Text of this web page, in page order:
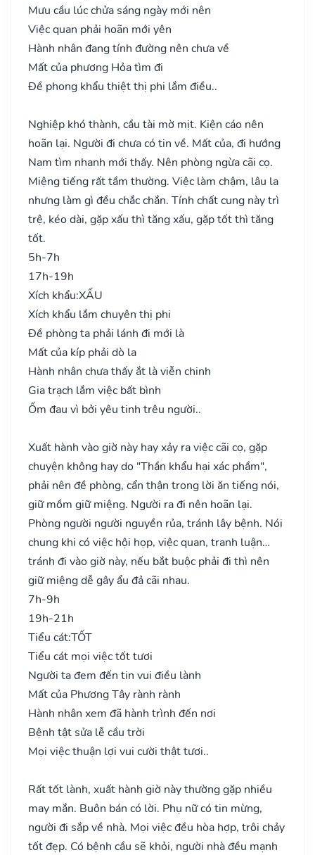
Mưu cầu lúc chửa sáng ngày mới nên
Việc quan phải hoãn mới yên
Hành nhân đang tính đường nên chưa về
Mất của phương Hỏa tìm đi
Đề phong khẩu thiệt thị phi lắm điều..
Nghiệp khó thành, cầu tài mờ mịt. Kiện cáo nên
hoãn lại. Người đi chưa có tin về. Mất của, đi hướng
Nam tìm nhanh mới thấy. Nên phòng ngừa cãi cọ.
Miệng tiếng rất tầm thường. Việc làm chậm, lâu la
nhưng làm gì đều chắc chắn. Tính chất cung này trì
trệ, kéo dài, gặp xấu thì tăng xấu, gặp tốt thì tăng
tốt.
5h-7h
17h-19h
Xích khẩu:XẤU
Xích khẩu lắm chuyên thị phi
Đề phòng ta phải lánh đi mới là
Mất của kíp phải dò la
Hành nhân chưa thấy ắt là viễn chinh
Gia trạch lắm việc bất bình
Ốm đau vì bởi yêu tinh trêu người..
Xuất hành vào giờ này hay xảy ra việc cãi cọ, gặp
chuyện không hay do "Thần khẩu hại xác phầm",
phải nên đề phòng, cẩn thận trong lời ăn tiếng nói,
giữ mồm giữ miệng. Người ra đi nên hoãn lại.
Phòng người người nguyền rủa, tránh lây bệnh. Nói
chung khi có việc hội họp, việc quan, tranh luận…
tránh đi vào giờ này, nếu bắt buộc phải đi thì nên
giữ miệng dễ gây ẩu đả cãi nhau.
7h-9h
19h-21h
Tiểu cát:TỐT
Tiểu cát mọi việc tốt tươi
Người ta đem đến tin vui điều lành
Mất của Phương Tây rành rành
Hành nhân xem đã hành trình đến nơi
Bệnh tật sửa lễ cầu trời
Mọi việc thuận lợi vui cười thật tươi..
Rất tốt lành, xuất hành giờ này thường gặp nhiều
may mắn. Buôn bán có lời. Phụ nữ có tin mừng,
người đi sắp về nhà. Mọi việc đều hòa hợp, trôi chảy
tốt đẹp. Có bệnh cầu sẽ khỏi, người nhà đều mạnh